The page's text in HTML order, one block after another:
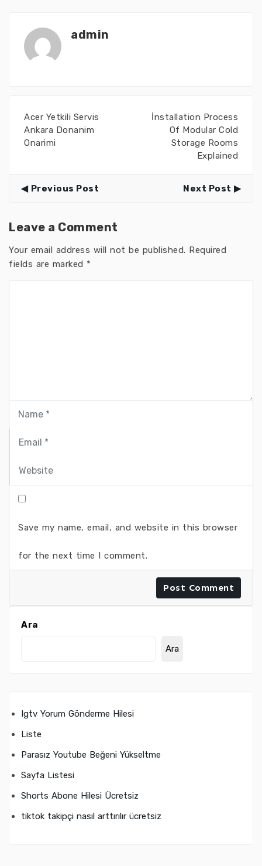
admin
Acer Yetkili Servis
Ankara Donanim
Onarimi
İnstallation Process
Of Modular Cold
Storage Rooms
Explained
Previous Post Next Post
Leave a Comment
Your email address will not be published. Required
fields are marked *
Save my name, email, and website in this browser
for the next time I comment.
Ara
Ara
Igtv Yorum Gönderme Hilesi
Liste
Parasız Youtube Beğeni Yükseltme
Sayfa Listesi
Shorts Abone Hilesi Ücretsiz
tiktok takipçi nasıl arttırılır ücretsiz